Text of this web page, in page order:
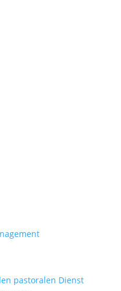
pastoralen Dienst